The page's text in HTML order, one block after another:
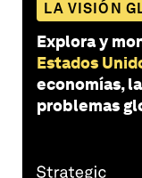
LA VISIÓN
Explora y
Estados
economías,
problemas